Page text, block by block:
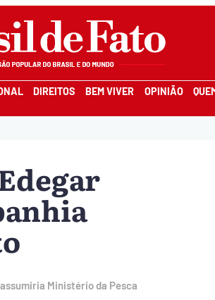
DIREITOS BEM VIVER OPINIÃO
Ministério da Pesca